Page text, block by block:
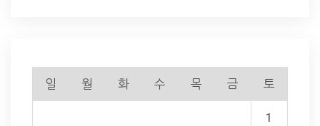
일 월 화 수 목 금 토
1